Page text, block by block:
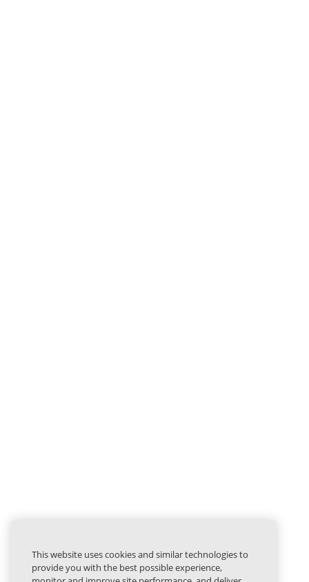
This website uses cookies and similar technologies to
provide you with the best possible experience,